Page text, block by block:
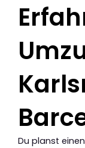
Du planst